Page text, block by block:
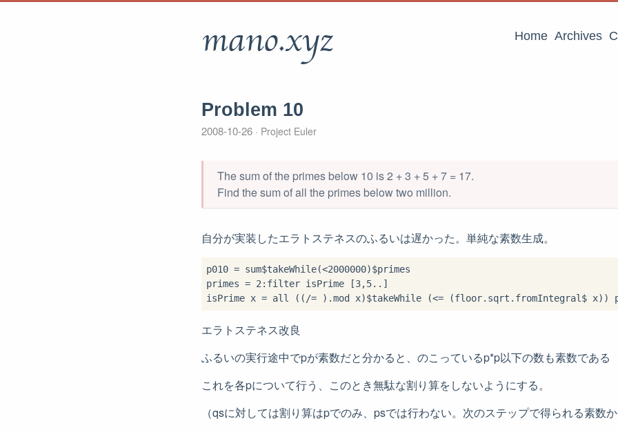
mano.xyz Home Archives
Problem 10
2008-10-26 Project Euler
The sum of the primes below 10 is 2 + 3 + 5 + 7 = 17.
Find the sum of all the primes below two million.
自分が実装したエラトステネスのふるいは遅かった。単純な素数生成。
p010 = sum$takeWhile(<2000000)$primes
primes = 2 : filter isPrime [3,5.. ]
isPrime x = all (( /= ) .mod x)$takeWhile (<= (floor. sqrt . fromIntegral $
エラトステネス改良
ふるいの実行途中でpが素数だと分かると、のこっているp*p以下の数も素数である
これを各pについて行う、このとき無駄な割り算をしないようにする。
（qsに対しては割り算はpでのみ、psでは行わない。次のステップで得られる素数